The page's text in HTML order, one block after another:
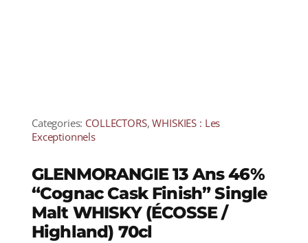
Categories: COLLECTORS,WHISKIES : Les
Exceptionnels
GLENMORANGIE 13 Ans 46%
“Cognac Cask Finish” Single
Malt WHISKY (ÉCOSSE /
Highland) 70cl